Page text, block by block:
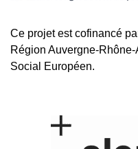
Ce projet est cofinancé
Région Auvergne-
Social Européen.